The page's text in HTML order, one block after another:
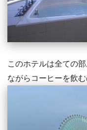
このホテルは全ての
ながらコーヒーを飲